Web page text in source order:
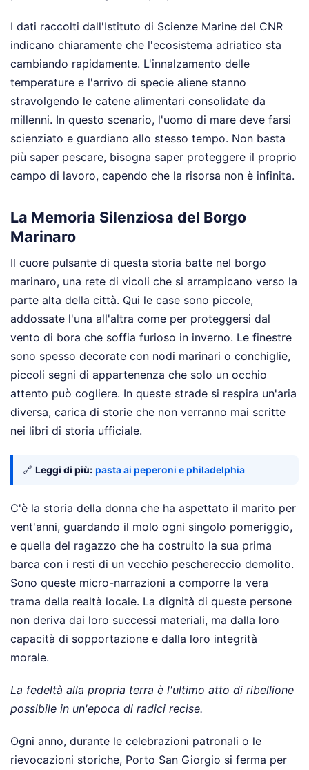
I dati raccolti dall'Istituto di Scienze Marine del CNR
indicano chiaramente che l'ecosistema adriatico sta
cambiando rapidamente. L'innalzamento delle
temperature e l'arrivo di specie aliene stanno
stravolgendo le catene alimentari consolidate da
millenni. In questo scenario, l'uomo di mare deve farsi
scienziato e guardiano allo stesso tempo. Non basta
più saper pescare, bisogna saper proteggere il proprio
campo di lavoro, capendo che la risorsa non è infinita.
La Memoria Silenziosa del Borgo
Marinaro
Il cuore pulsante di questa storia batte nel borgo
marinaro, una rete di vicoli che si arrampicano verso la
parte alta della città. Qui le case sono piccole,
addossate l'una all'altra come per proteggersi dal
vento di bora che soffia furioso in inverno. Le finestre
sono spesso decorate con nodi marinari o conchiglie,
piccoli segni di appartenenza che solo un occhio
attento può cogliere. In queste strade si respira un'aria
diversa, carica di storie che non verranno mai scritte
nei libri di storia ufficiale.
🔗 Leggi di più: pasta ai peperoni e philadelphia
C'è la storia della donna che ha aspettato il marito per
vent'anni, guardando il molo ogni singolo pomeriggio,
e quella del ragazzo che ha costruito la sua prima
barca con i resti di un vecchio peschereccio demolito.
Sono queste micro-narrazioni a comporre la vera
trama della realtà locale. La dignità di queste persone
non deriva dai loro successi materiali, ma dalla loro
capacità di sopportazione e dalla loro integrità
morale.
La fedeltà alla propria terra è l'ultimo atto di ribellione
possibile in un'epoca di radici recise.
Ogni anno, durante le celebrazioni patronali o le
rievocazioni storiche, Porto San Giorgio si ferma per